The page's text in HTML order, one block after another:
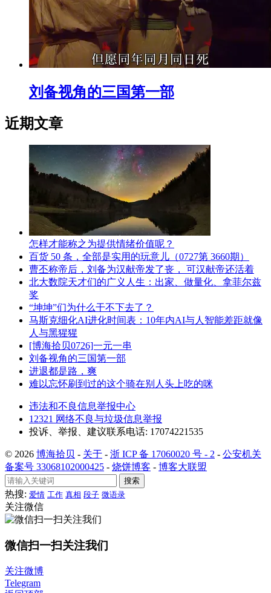
刘备视角的三国第一部
近期文章
怎样才能称之为提供情绪价值呢？
百货 50 条，全部是实用的玩意儿（0727第 3660期）
曹丕称帝后，刘备为汉献帝发了丧， 可汉献帝还活着
北大数院天才们的广义人生：出家、做量化、拿菲尔兹
奖
“坤坤”们为什么干不下去了？
马斯克细化AI进化时间表：10年内AI与人智能差距就像
人与黑猩猩
[博海拾贝0726]一元一串
刘备视角的三国第一部
进退都是路，爽
难以忘怀刷到过的这个骑在别人头上吃的咪
违法和不良信息举报中心
12321 网络不良与垃圾信息举报
投诉、举报、建议联系电话: 17074221535
© 2026 博海拾贝 - 关于 - 浙 ICP 备 17060020 号 - 2 - 公安机关
备案号 33068102000425 - 烧饼博客 - 博客大联盟
搜索
热搜: 爱情 工作 真相 段子 微语录
关注微信
微信扫一扫关注我们
关注微博
Telegram